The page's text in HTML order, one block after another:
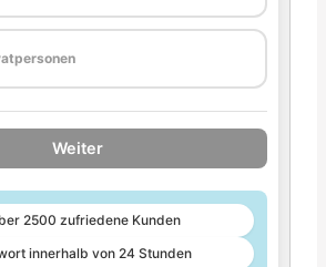
Weiter
2500 zufriedene Kunden
innerhalb von 24 Stunden